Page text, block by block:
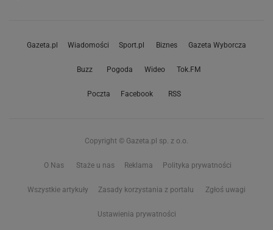
Gazeta.pl Wiadomości Sport.pl Biznes Gazeta Wyborcza
Buzz Pogoda Wideo Tok.FM
Poczta Facebook RSS
Copyright © Gazeta.pl sp. z o.o.
O Nas Staże u nas Reklama Polityka prywatności
Wszystkie artykuły Zasady korzystania z portalu Zgłoś uwagi
Ustawienia prywatności